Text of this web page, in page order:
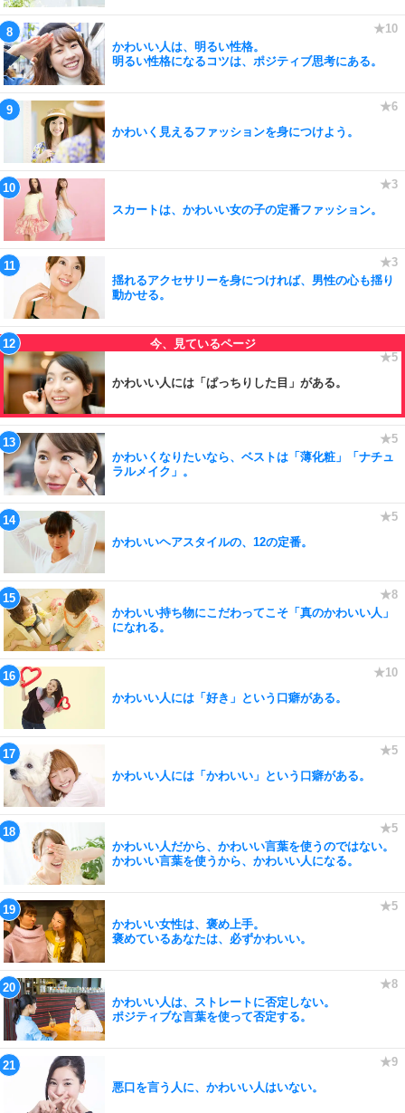
かわいい人は、明るい性格。
明るい性格になるコツは、ポジティブ思考にある。
かわいく見えるファッションを身につけよう。
スカートは、かわいい女の子の定番ファッション。
揺れるアクセサリーを身につければ、男性の心も揺り
動かせる。
かわいい人には「ぱっちりした目」がある。
かわいくなりたいなら、ベストは「薄化粧」「ナチュ
ラルメイク」。
かわいいヘアスタイルの、12の定番。
かわいい持ち物にこだわってこそ「真のかわいい人」
になれる。
かわいい人には「好き」という口癖がある。
かわいい人には「かわいい」という口癖がある。
かわいい人だから、かわいい言葉を使うのではない。
かわいい言葉を使うから、かわいい人になる。
かわいい女性は、褒め上手。
褒めているあなたは、必ずかわいい。
かわいい人は、ストレートに否定しない。
ポジティブな言葉を使って否定する。
悪口を言う人に、かわいい人はいない。